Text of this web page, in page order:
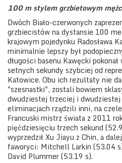
100 m stylem grzbietowym
Dwóch Biało-czerwonych
grzbiecistów na dystansie 100
krajowym pojedynku Radosława
minimalnie lepszy był
długości basenu Kawęcki
setnych sekundy szybciej od
Katowice. Obu ich rezultaty nie
"szesnastki", zostali bowiem
dwudziestej trzeciej i
eliminacjach rządzili inni, na
Francuski mistrz świata z 2011
pięćdziesięciu trzech sekund
wyprzedził Xu Jiayu z Chin, a
faworyci: Mitchell Larkin (53.04
David Plummer (53.19 s).